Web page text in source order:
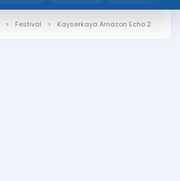
Festival Kayserkaya Amazon Echo 2